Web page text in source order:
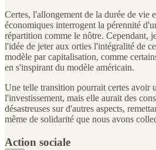
Certes, l'allongement de la durée de vie
économiques interrogent la pérennité
répartition comme le nôtre. Cependant,
l'idée de jeter aux orties l'intégralité de
modèle par capitalisation, comme
en s'inspirant du modèle américain.
Une telle transition pourrait certes avoir
l'investissement, mais elle aurait des
désastreuses sur d'autres aspects,
même de solidarité que nous avons
Action sociale